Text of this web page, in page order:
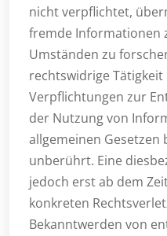
nicht verpflichtet,
fremde Informationen
Umständen zu
rechtswidrige Tätigkeit
Verpflichtungen zur
der Nutzung von
allgemeinen Gesetzen
unberührt. Eine
jedoch erst ab dem
konkreten
Bekanntwerden von